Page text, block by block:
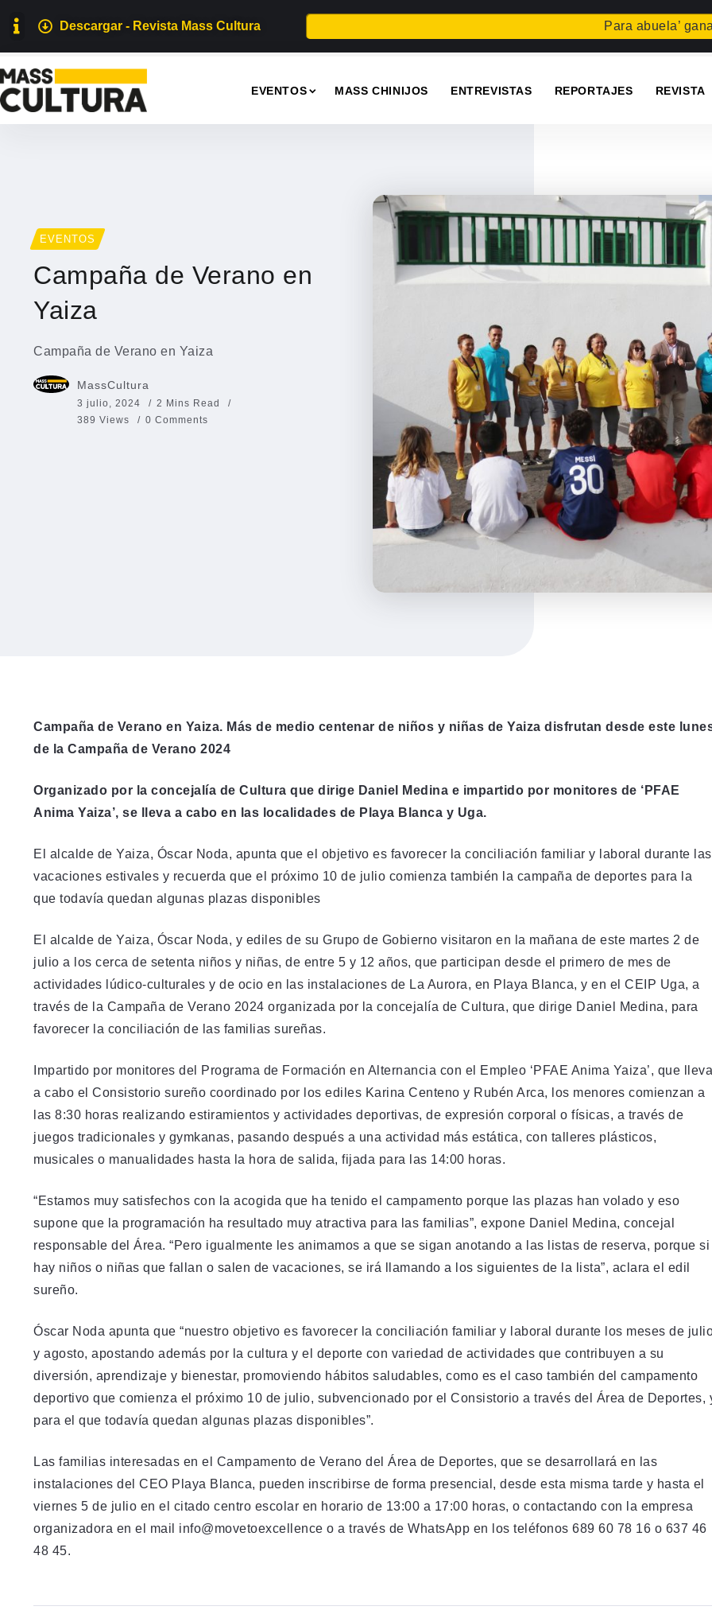
Descargar - Revista Mass Cultura Para abuela’ gana el
EVENTOS MASS CHINIJOS ENTREVISTAS REPORTAJES REVISTA
EVENTOS
Campaña de Verano en
Yaiza
Campaña de Verano en Yaiza
MassCultura
3 julio, 2024
2 Mins Read
389 Views
0 Comments
Campaña de Verano en Yaiza. Más de medio centenar de niños y niñas de Yaiza disfrutan desde este
de la Campaña de Verano 2024
Organizado por la concejalía de Cultura que dirige Daniel Medina e impartido por monitores de ‘PFAE
Anima Yaiza’, se lleva a cabo en las localidades de Playa Blanca y Uga.
El alcalde de Yaiza, Óscar Noda, apunta que el objetivo es favorecer la conciliación familiar y laboral durante las
vacaciones estivales y recuerda que el próximo 10 de julio comienza también la campaña de deportes para la
que todavía quedan algunas plazas disponibles
El alcalde de Yaiza, Óscar Noda, y ediles de su Grupo de Gobierno visitaron en la mañana de este martes 2 de
julio a los cerca de setenta niños y niñas, de entre 5 y 12 años, que participan desde el primero de mes de
actividades lúdico-culturales y de ocio en las instalaciones de La Aurora, en Playa Blanca, y en el CEIP Uga, a
través de la Campaña de Verano 2024 organizada por la concejalía de Cultura, que dirige Daniel Medina, para
favorecer la conciliación de las familias sureñas.
Impartido por monitores del Programa de Formación en Alternancia con el Empleo ‘PFAE Anima Yaiza’, que lleva
a cabo el Consistorio sureño coordinado por los ediles Karina Centeno y Rubén Arca, los menores comienzan a
las 8:30 horas realizando estiramientos y actividades deportivas, de expresión corporal o físicas, a través de
juegos tradicionales y gymkanas, pasando después a una actividad más estática, con talleres plásticos,
musicales o manualidades hasta la hora de salida, fijada para las 14:00 horas.
“Estamos muy satisfechos con la acogida que ha tenido el campamento porque las plazas han volado y eso
supone que la programación ha resultado muy atractiva para las familias”, expone Daniel Medina, concejal
responsable del Área. “Pero igualmente les animamos a que se sigan anotando a las listas de reserva, porque si
hay niños o niñas que fallan o salen de vacaciones, se irá llamando a los siguientes de la lista”, aclara el edil
sureño.
Óscar Noda apunta que “nuestro objetivo es favorecer la conciliación familiar y laboral durante los meses de
y agosto, apostando además por la cultura y el deporte con variedad de actividades que contribuyen a su
diversión, aprendizaje y bienestar, promoviendo hábitos saludables, como es el caso también del campamento
deportivo que comienza el próximo 10 de julio, subvencionado por el Consistorio a través del Área de Deportes,
para el que todavía quedan algunas plazas disponibles”.
Las familias interesadas en el Campamento de Verano del Área de Deportes, que se desarrollará en las
instalaciones del CEO Playa Blanca, pueden inscribirse de forma presencial, desde esta misma tarde y hasta el
viernes 5 de julio en el citado centro escolar en horario de 13:00 a 17:00 horas, o contactando con la empresa
organizadora en el mail info@movetoexcellence o a través de WhatsApp en los teléfonos 689 60 78 16 o 637 46
48 45.